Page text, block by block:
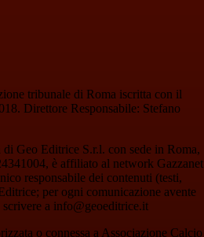
tribunale di Roma iscritta con il
Direttore Responsabile: Stefano
Geo Editrice S.r.l. con sede in Roma,
è affiliato al network Gazzanet
responsabile dei contenuti (testi,
per ogni comunicazione avente
a info@geoeditrice.it
o connessa a Associazione Calcio